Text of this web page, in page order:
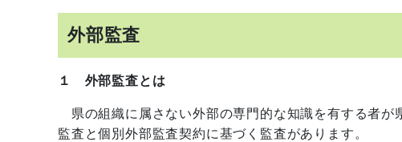
外部監査
１ 外部監査とは
県の組織に属さない外部の専門的な知識を有する者が
監査と個別外部監査契約に基づく監査があります。